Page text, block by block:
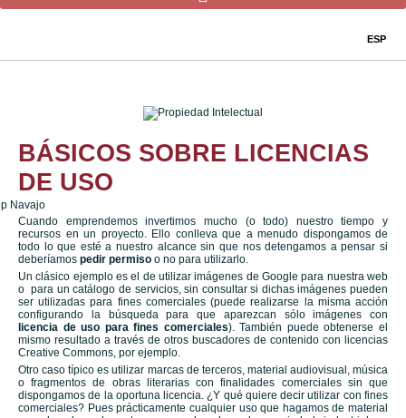
ESP
BÁSICOS SOBRE LICENCIAS
DE USO
Cuando emprendemos invertimos mucho (o todo) nuestro tiempo y
recursos en un proyecto. Ello conlleva que a menudo dispongamos de
todo lo que esté a nuestro alcance sin que nos detengamos a pensar si
deberíamos pedir permiso o no para utilizarlo.
Un clásico ejemplo es el de utilizar imágenes de Google para nuestra web
o para un catálogo de servicios, sin consultar si dichas imágenes pueden
ser utilizadas para fines comerciales (puede realizarse la misma acción
configurando la búsqueda para que aparezcan sólo imágenes con
licencia de uso para fines comerciales). También puede obtenerse el
mismo resultado a través de otros buscadores de contenido con licencias
Creative Commons, por ejemplo.
Otro caso típico es utilizar marcas de terceros, material audiovisual, música
o fragmentos de obras literarias con finalidades comerciales sin que
dispongamos de la oportuna licencia. ¿Y qué quiere decir utilizar con fines
comerciales? Pues prácticamente cualquier uso que hagamos de material